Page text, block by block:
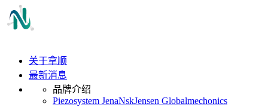
关于拿顺
最新消息
品牌介绍
Piezosystem JenaNskJensen Globalmechonics